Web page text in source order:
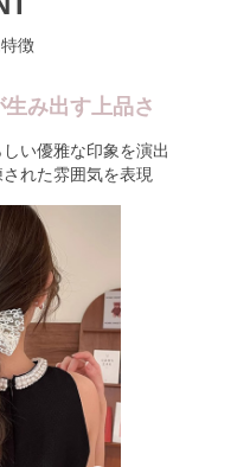
徴
み出す上品さ
い優雅な印象を演出
れた雰囲気を表現